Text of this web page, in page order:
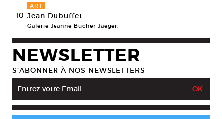
10
ART
Jean Dubuffet
Galerie Jeanne Bucher Jaeger,
NEWSLETTER
S’ABONNER À NOS NEWSLETTERS